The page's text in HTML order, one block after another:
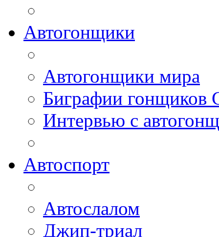
Автогонщики
Автогонщики мира
Биграфии гонщиков
Интервью с
Автоспорт
Автослалом
Джип-триал